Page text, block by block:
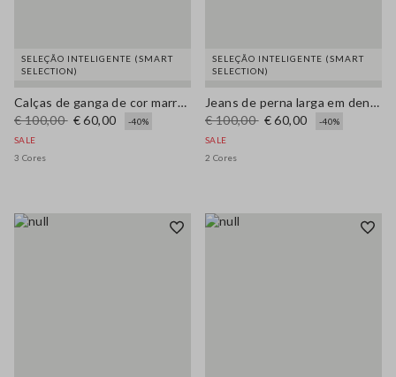
SELEÇÃO INTELIGENTE (SMART
SELECTION)
Calças de ganga de cor marrom estilo regular fit com pernas largas em algodão denim puro
€ 100,00 € 60,00
-40%
SALE
3 Cores
SELEÇÃO INTELIGENTE (SMART
SELECTION)
Jeans de perna larga em denim azul de algodão puro
€ 100,00 € 60,00
-40%
SALE
2 Cores